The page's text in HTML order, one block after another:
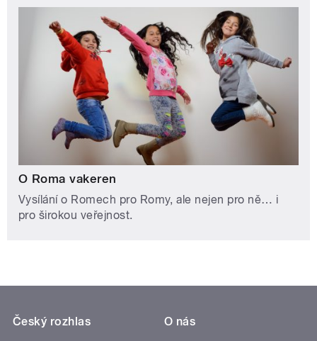
O Roma vakeren
Vysílání o Romech pro Romy, ale nejen pro ně… i
pro širokou veřejnost.
Český rozhlas
O nás